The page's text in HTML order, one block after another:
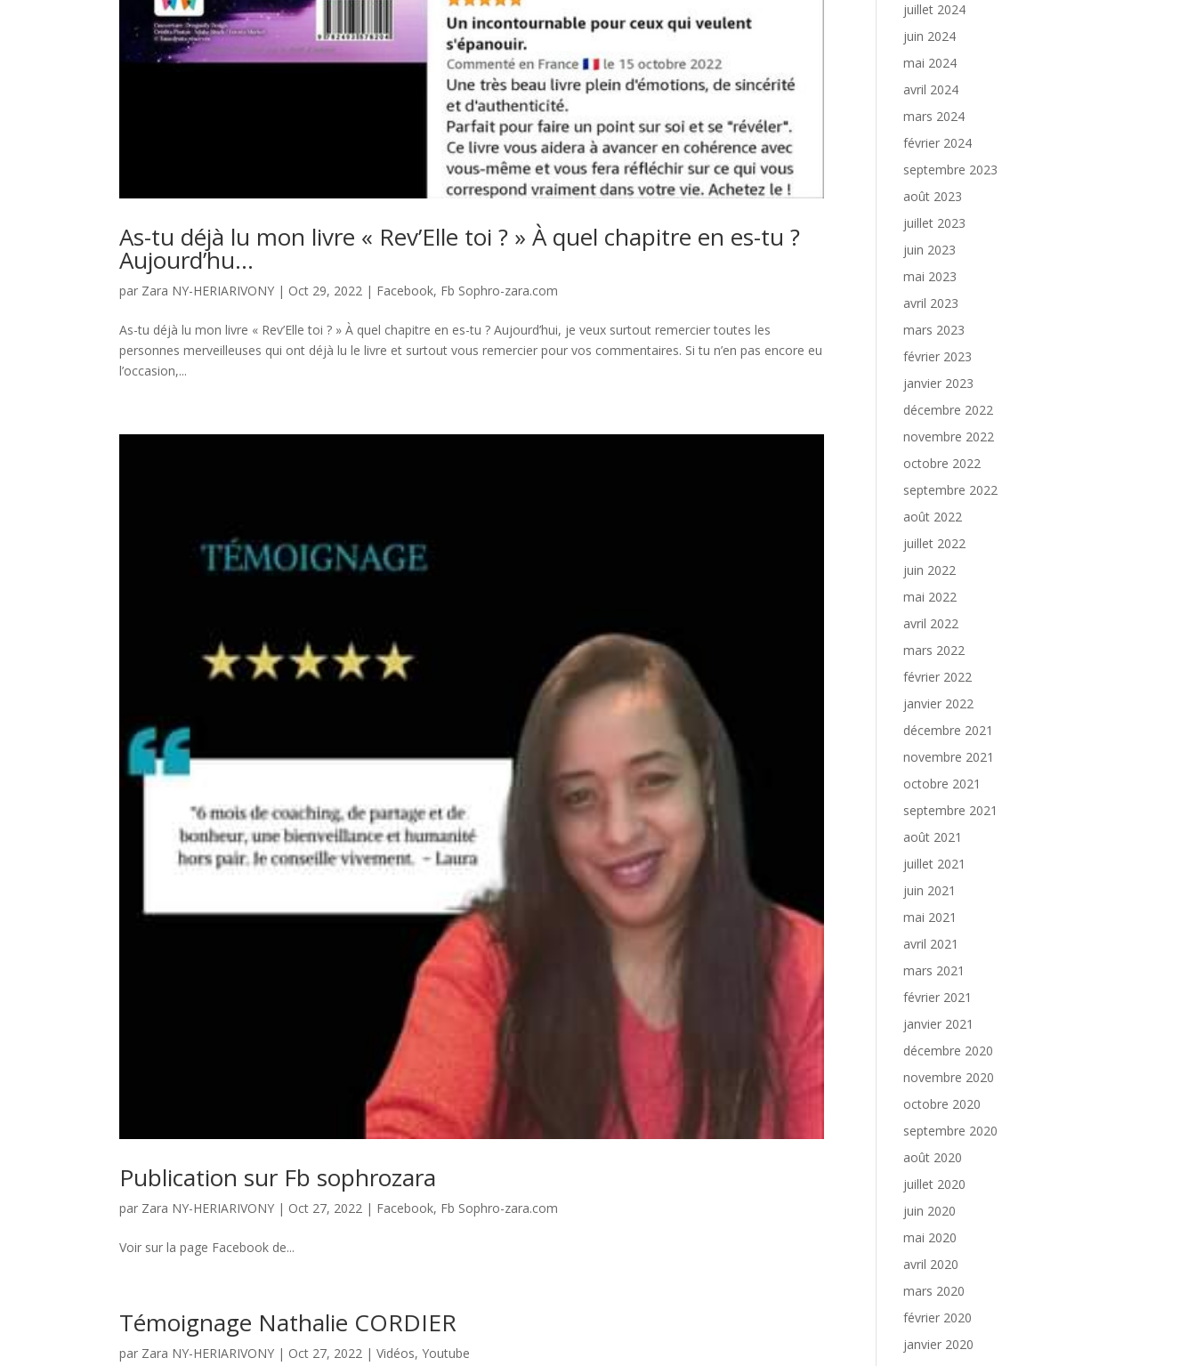
As-tu déjà lu mon livre « Rev’Elle toi ? » À quel chapitre en es-tu ?
Aujourd’hu…
par Zara NY-HERIARIVONY | Oct 29, 2022 | Facebook, Fb Sophro-zara.com
As-tu déjà lu mon livre « Rev’Elle toi ? » À quel chapitre en es-tu ? Aujourd’hui, je veux surtout remercier toutes les
personnes merveilleuses qui ont déjà lu le livre et surtout vous remercier pour vos commentaires. Si tu n’en pas encore eu
l’occasion,...
Publication sur Fb sophrozara
par Zara NY-HERIARIVONY | Oct 27, 2022 | Facebook, Fb Sophro-zara.com
Voir sur la page Facebook de...
Témoignage Nathalie CORDIER
par Zara NY-HERIARIVONY | Oct 27, 2022 |Vidéos,Youtube
juillet 2024
juin 2024
mai 2024
avril 2024
mars 2024
février 2024
septembre 2023
août 2023
juillet 2023
juin 2023
mai 2023
avril 2023
mars 2023
février 2023
janvier 2023
décembre 2022
novembre 2022
octobre 2022
septembre 2022
août 2022
juillet 2022
juin 2022
mai 2022
avril 2022
mars 2022
février 2022
janvier 2022
décembre 2021
novembre 2021
octobre 2021
septembre 2021
août 2021
juillet 2021
juin 2021
mai 2021
avril 2021
mars 2021
février 2021
janvier 2021
décembre 2020
novembre 2020
octobre 2020
septembre 2020
août 2020
juillet 2020
juin 2020
mai 2020
avril 2020
mars 2020
février 2020
janvier 2020